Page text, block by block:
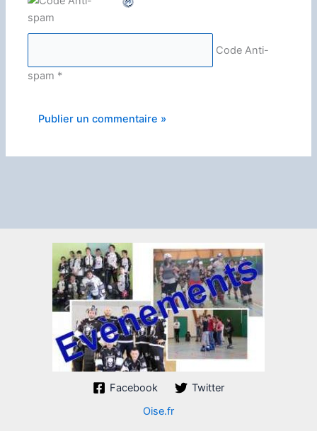
Code Anti-
spam *
Facebook
Twitter
Oise.fr